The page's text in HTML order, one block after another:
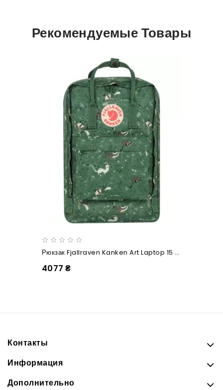
Рекомендуемые Товары
Рюкзак Fjallraven Kanken Art Laptop 15 Green Fable
4077 ₴
Контакты
Информация
Дополнительно